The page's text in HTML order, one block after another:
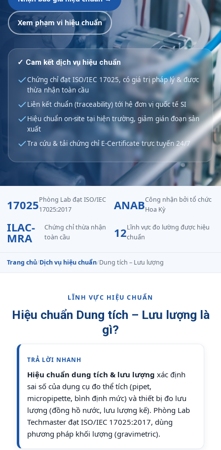
Xem phạm vi hiệu chuẩn
✓ Cam kết dịch vụ hiệu chuẩn
Chứng chỉ đạt ISO/IEC 17025, có giá trị pháp lý & được
thừa nhận toàn cầu
Liên kết chuẩn (traceability) tới hệ đơn vị quốc tế SI
Hiệu chuẩn on-site tại hiện trường, giảm gián đoạn sản
xuất
Tra cứu & tải chứng chỉ E-Certificate trực tuyến 24/7
17025Phòng Lab đạt ISO/IEC
17025:2017
ANABCông nhận bởi tổ chức
Hoa Kỳ
ILAC-
MRA
Chứng chỉ thừa nhận
toàn cầu
12Lĩnh vực đo lường được hiệu
chuẩn
Trang chủ/Dịch vụ hiệu chuẩn/Dung tích – Lưu lượng
LĨNH VỰC HIỆU CHUẨN
Hiệu chuẩn Dung tích – Lưu lượng là
gì?
TRẢ LỜI NHANH
Hiệu chuẩn dung tích & lưu lượng xác định
sai số của dụng cụ đo thể tích (pipet,
micropipette, bình định mức) và thiết bị đo lưu
lượng (đồng hồ nước, lưu lượng kế). Phòng Lab
Techmaster đạt ISO/IEC 17025:2017, dùng
phương pháp khối lượng (gravimetric).